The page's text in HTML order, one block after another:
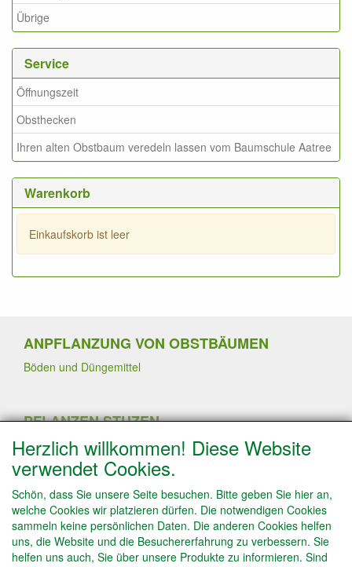
Übrige
Service
Öffnungszeit
Obsthecken
Ihren alten Obstbaum veredeln lassen vom Baumschule Aatree
Warenkorb
Einkaufskorb ist leer
ANPFLANZUNG VON OBSTBÄUMEN
Böden und Düngemittel
PFLANZEN STUZEN
Sommerschnitt
Pflanzen von Erdbeerpflanzen
Winterschnitt
Schneiden von Trauben- und Kiwipflanzen
Schneiden von Obstbäume in Spalierform
Obstbäume ausdünnen
Herzlich willkommen! Diese Website
verwendet Cookies.
Schön, dass Sie unsere Seite besuchen. Bitte geben Sie hier an,
welche Cookies wir platzieren dürfen. Die notwendigen Cookies
sammeln keine persönlichen Daten. Die anderen Cookies helfen
uns, die Website und die Besuchererfahrung zu verbessern. Sie
helfen uns auch, Sie über unsere Produkte zu informieren. Sind